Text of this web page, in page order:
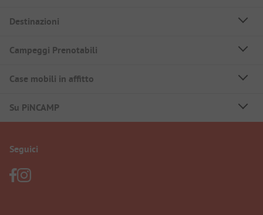
Destinazioni
Campeggi Prenotabili
Case mobili in affitto
Su PiNCAMP
Seguici